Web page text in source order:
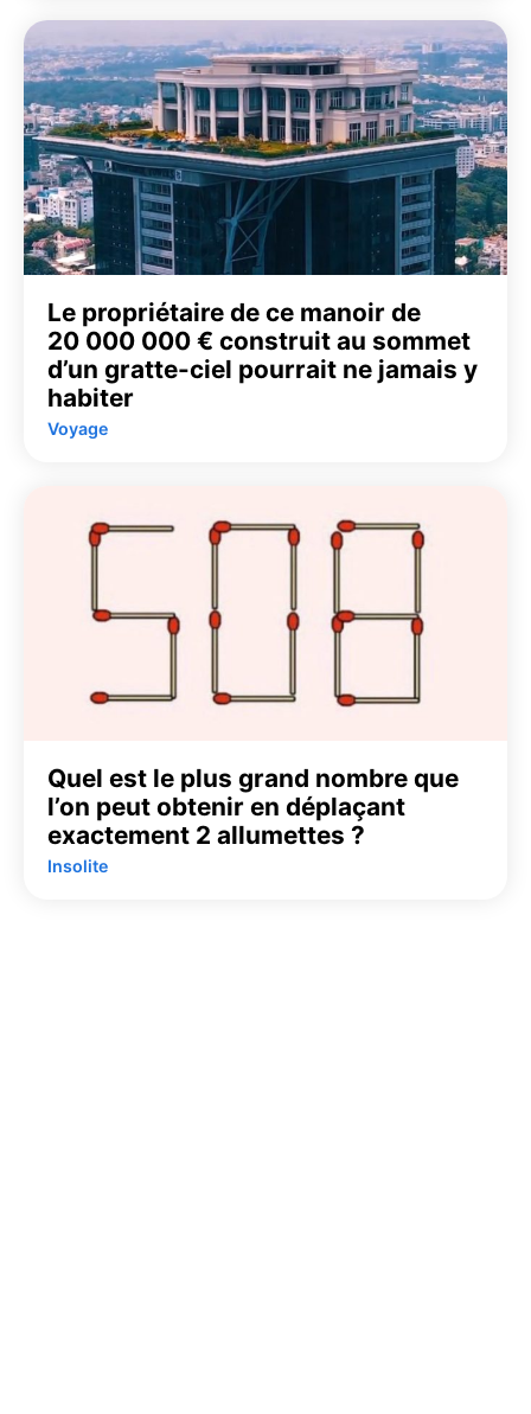
Le propriétaire de ce manoir de
20 000 000 € construit au sommet
d’un gratte-ciel pourrait ne jamais y
habiter
Voyage
Quel est le plus grand nombre que
l’on peut obtenir en déplaçant
exactement 2 allumettes ?
Insolite